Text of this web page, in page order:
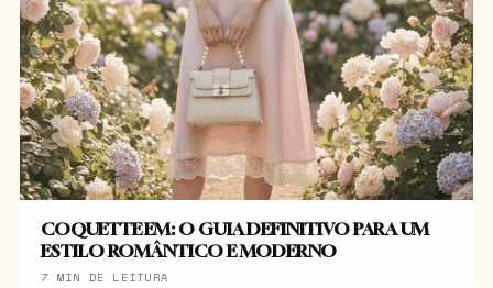
COQUETTE EM: O GUIA DEFINITIVO PARA UM
ESTILO ROMÂNTICO E MODERNO
7 MIN DE LEITURA